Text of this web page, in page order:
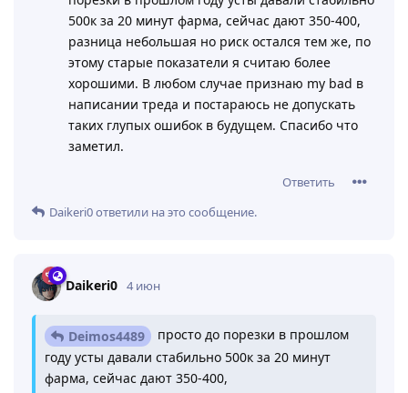
500к за 20 минут фарма, сейчас дают 350-400,
разница небольшая но риск остался тем же, по
этому старые показатели я считаю более
хорошими. В любом случае признаю my bad в
написании треда и постараюсь не допускать
таких глупых ошибок в будущем. Спасибо что
заметил.
Ответить
Daikeri0ответили на это сообщение.
Daikeri0 4 июн
Deimos4489
просто до порезки в прошлом
году усты давали стабильно 500к за 20 минут
фарма, сейчас дают 350-400,